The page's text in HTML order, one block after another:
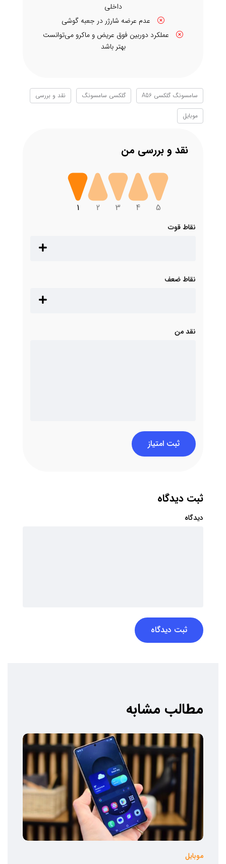
داخلی
عدم عرضه شارژر در جعبه گوشی
عملکرد دوربین فوق عریض و ماکرو می‌توانست
بهتر باشد
سامسونگ گلکسی A56 گلکسی سامسونگ نقد و بررسی
موبایل
نقد و بررسی من
1 2 3 4 5
نقاط قوت
نقاط ضعف
نقد من
ثبت امتیاز
ثبت دیدگاه
دیدگاه
ثبت دیدگاه
مطالب مشابه
موبایل